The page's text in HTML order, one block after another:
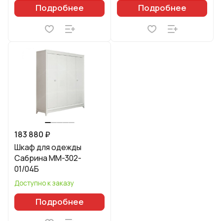
Подробнее Подробнее
183 880 ₽
Шкаф для одежды
Сабрина ММ-302-
01/04Б
Доступно к заказу
Подробнее